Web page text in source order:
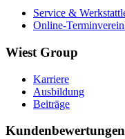
Service &
Online-
Wiest Group
Karriere
Ausbildung
Beiträge
Kundenbewertungen